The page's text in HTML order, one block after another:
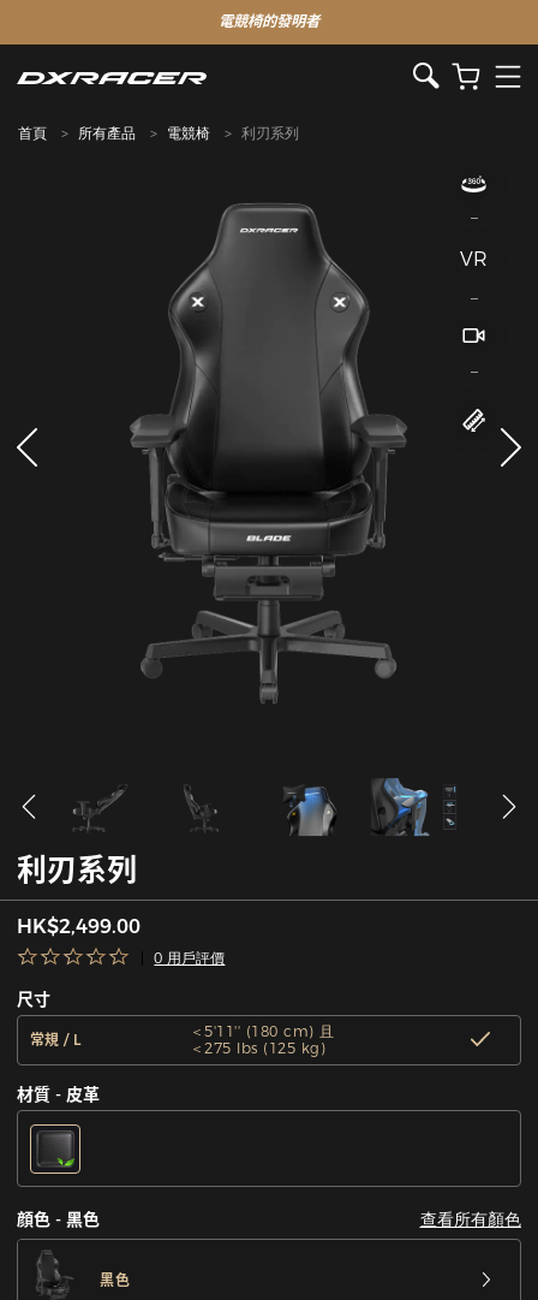
電競椅的發明者
首頁 所有產品 電競椅 利刃系列
VR
利刃系列
HK$2,499.00
0 用戶評價
尺寸
常規 / L
＜5'11'' (180 cm) 且
＜275 lbs (125 kg)
材質 - 皮革
顔色 - 黑色 查看所有顏色
黑色